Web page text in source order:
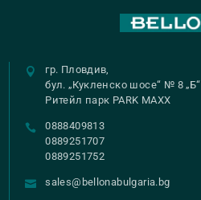
гр. Пловдив,
бул. „Кукленско шосе“ № 8 „Б“
Ритейл парк PARK MAXX
0888409813
0889251707
0889251752
sales@bellonabulgaria.bg